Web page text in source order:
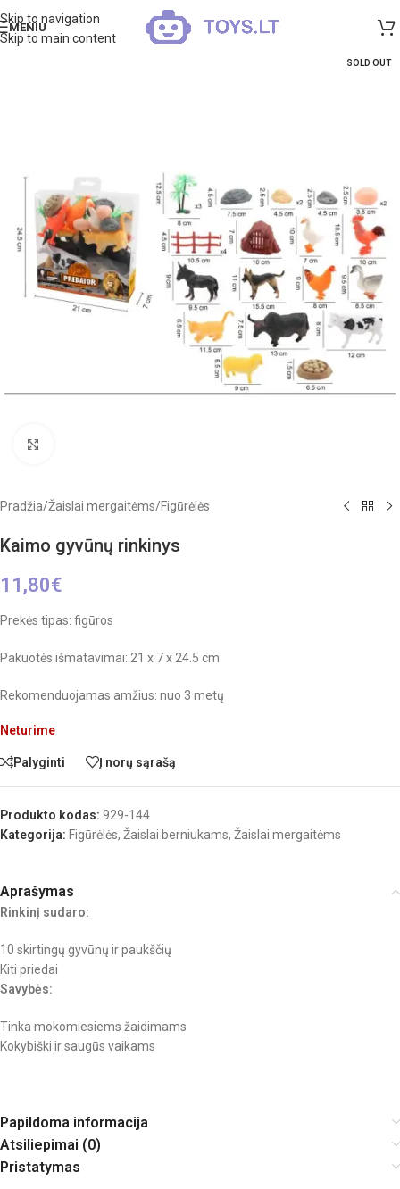
Skip to navigation
Skip to main content
MENIU
SOLD OUT
Pradžia/Žaislai mergaitėms/Figūrėlės
Kaimo gyvūnų rinkinys
11,80€
Prekės tipas: figūros
Pakuotės išmatavimai: 21 x 7 x 24.5 cm
Rekomenduojamas amžius: nuo 3 metų
Neturime
Palyginti Į norų sąrašą
Produkto kodas: 929-144
Kategorija: Figūrėlės, Žaislai berniukams, Žaislai mergaitėms
Aprašymas
Rinkinį sudaro:
10 skirtingų gyvūnų ir paukščių
Kiti priedai
Savybės:
Tinka mokomiesiems žaidimams
Kokybiški ir saugūs vaikams
Papildoma informacija
Atsiliepimai (0)
Pristatymas